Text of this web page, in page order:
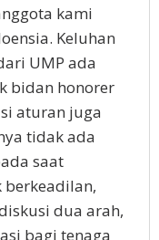
kami
Keluhan
UMP ada
bidan honorer
aturan juga
tidak ada
saat
dua arah,
bagi tenaga